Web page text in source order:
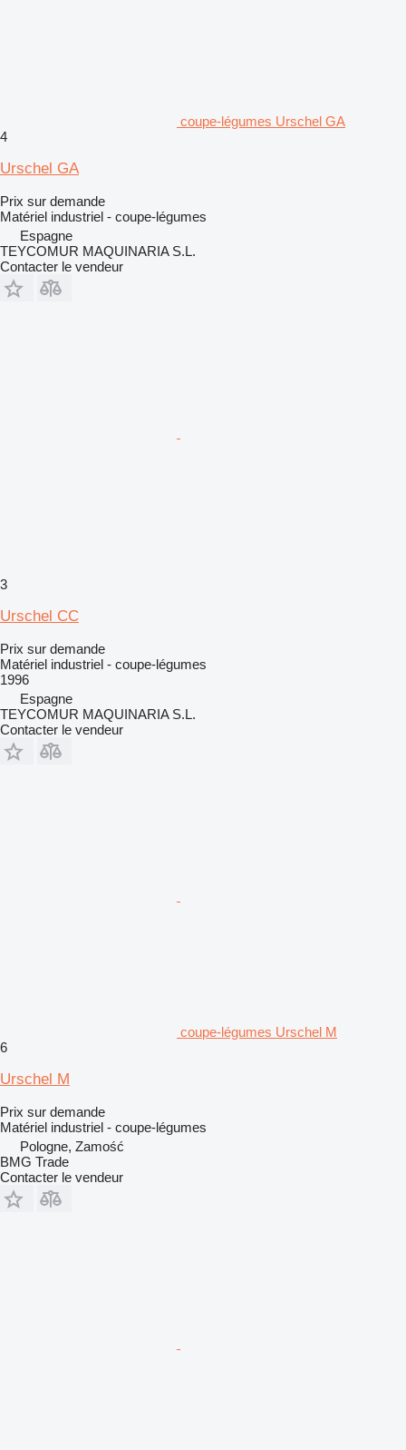
coupe-légumes Urschel GA
4
Urschel GA
Prix sur demande
Matériel industriel - coupe-légumes
Espagne
TEYCOMUR MAQUINARIA S.L.
Contacter le vendeur
3
Urschel CC
Prix sur demande
Matériel industriel - coupe-légumes
1996
Espagne
TEYCOMUR MAQUINARIA S.L.
Contacter le vendeur
coupe-légumes Urschel M
6
Urschel M
Prix sur demande
Matériel industriel - coupe-légumes
Pologne, Zamość
BMG Trade
Contacter le vendeur